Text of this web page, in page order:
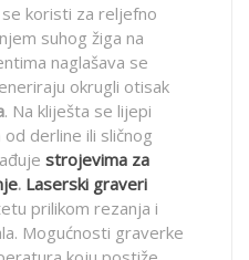
se koristi za reljefno
suhog žiga na
naglašava se
okrugli otisak
. Na kliješta se lijepi
derline ili sličnog
strojevima za
. Laserski graveri
prilikom rezanja i
Mogućnosti graverke